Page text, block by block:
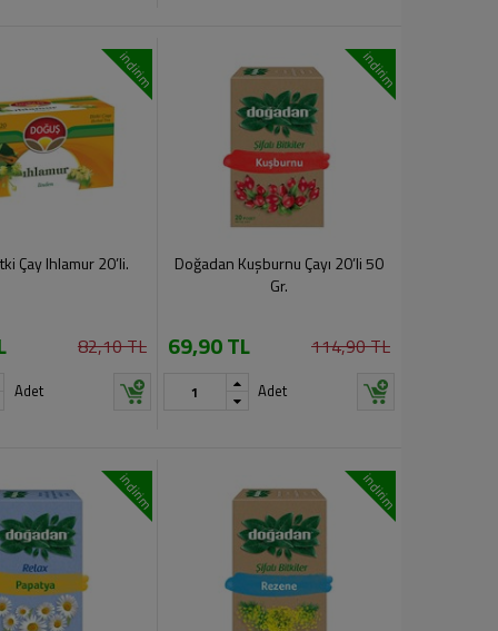
indirim
Çay Ihlamur 20’li.
82,10 TL
Adet
indirim
Doğadan Kuşburnu Çayı 20’li 50
Gr.
69,90 TL 114,90 TL
Adet
indirim indirim